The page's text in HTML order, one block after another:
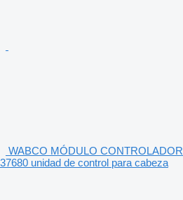
WABCO MÓDULO CONTROLADOR
unidad de control para cabeza